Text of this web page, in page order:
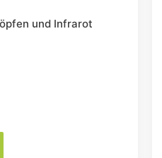
und Infrarot